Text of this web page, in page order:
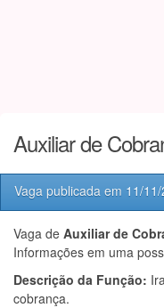
Auxiliar de
Vaga publicada em 11/
Vaga de Auxiliar de
Informações em uma
Descrição da Função:
cobrança.